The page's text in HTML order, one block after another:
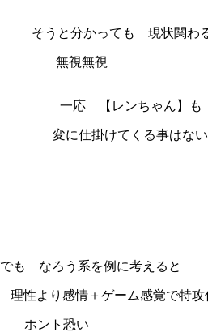
現状関わる必要
無視
ゃん】も 警戒心
事はないでしょ
系を例に考えると
ゲーム感覚で特攻仕掛
い